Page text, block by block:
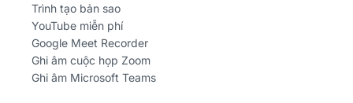
Trình tạo bản sao
YouTube miễn phí
Google Meet Recorder
Ghi âm cuộc họp Zoom
Ghi âm Microsoft Teams